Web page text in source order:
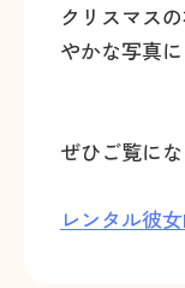
クリスマス
やかな写真
ぜひご覧に
レンタル彼